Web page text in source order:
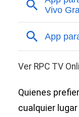
Ver RPC TV
Quienes
cualquier